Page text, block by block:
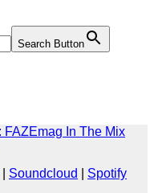
Search Button
FAZEmag In The Mix
Soundcloud
Spotify